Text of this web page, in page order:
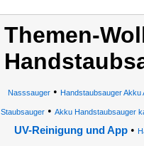
Themen-
Nasssauger• Handstaubsauger Akku
Staubsauger• Akku Handstaubsauger
UV-Reinigung und App •